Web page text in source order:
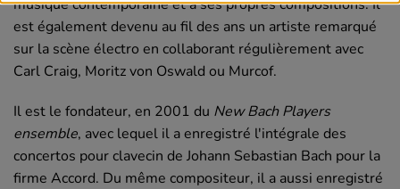
musique contemporaine et à ses propres compositions. Il
est également devenu au fil des ans un artiste remarqué
sur la scène électro en collaborant régulièrement avec
Carl Craig, Moritz von Oswald ou Murcof.
Il est le fondateur, en 2001 du New Bach Players
ensemble, avec lequel il a enregistré l'intégrale des
concertos pour clavecin de Johann Sebastian Bach pour la
firme Accord. Du même compositeur, il a aussi enregistré